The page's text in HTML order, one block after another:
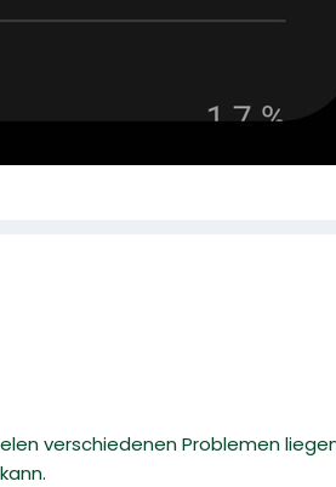
verschiedenen Problemen